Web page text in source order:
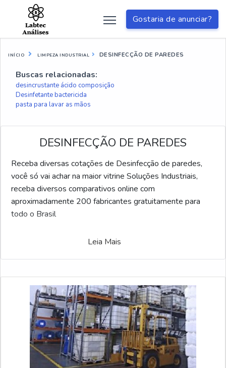
Gostaria de anunciar?
INÍCIO LIMPEZA INDUSTRIAL DESINFECÇÃO DE PAREDES
Buscas relacionadas:
desincrustante ácido composição
Desinfetante bactericida
pasta para lavar as mãos
DESINFECÇÃO DE PAREDES
Receba diversas cotações de Desinfecção de paredes,
você só vai achar na maior vitrine Soluções Industriais,
receba diversos comparativos online com
aproximadamente 200 fabricantes gratuitamente para
todo o Brasil
Leia Mais